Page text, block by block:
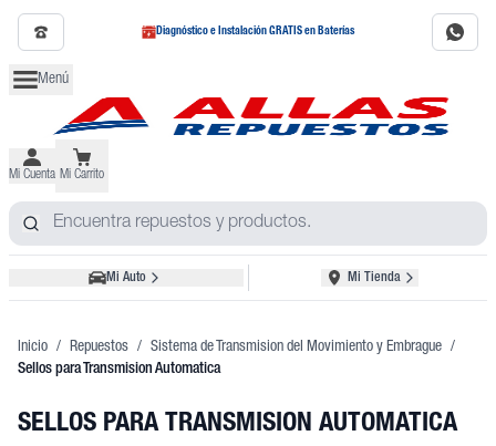
Diagnóstico e Instalación GRATIS en Baterías
Menú
Mi Cuenta Mi Carrito
Mi Auto Mi Tienda
Inicio / Repuestos / Sistema de Transmision del Movimiento y Embrague /
Sellos para Transmision Automatica
SELLOS PARA TRANSMISION AUTOMATICA